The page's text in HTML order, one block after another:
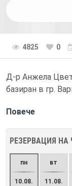
4825 0
Д-р Анжела
базиран в гр.
Повече
РЕЗЕРВАЦИЯ
пн
10.08.
вт
11.08.